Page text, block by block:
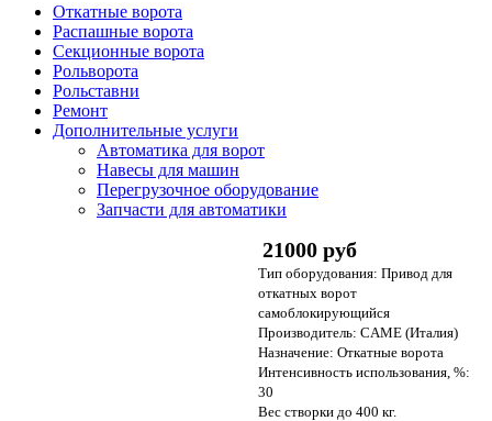
Откатные ворота
Распашные ворота
Секционные ворота
Рольворота
Рольставни
Ремонт
Дополнительные услуги
Автоматика для ворот
Навесы для машин
Перегрузочное оборудование
Запчасти для автоматики
21000 руб
Тип оборудования: Привод для
откатных ворот
самоблокирующийся
Производитель: CAME (Италия)
Назначение: Откатные ворота
Интенсивность использования, %:
30
Вес створки до 400 кг.